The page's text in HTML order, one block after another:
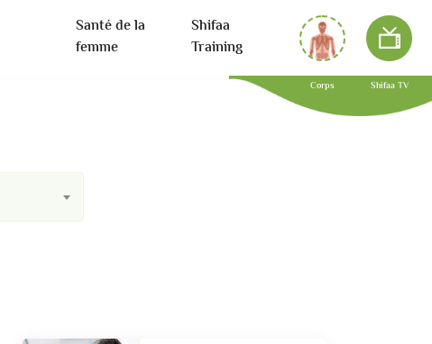
Santé de la
femme
Shifaa
Training
Corps Shifaa TV